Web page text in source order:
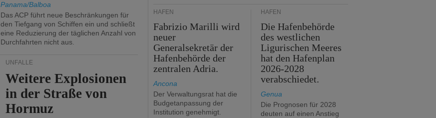
Panama/Balboa
Das ACP führt neue Beschränkungen für
den Tiefgang von Schiffen ein und schließt
eine Reduzierung der täglichen Anzahl von
Durchfahrten nicht aus.
UNFÄLLE
Weitere Explosionen
in der Straße von
Hormuz
HÄFEN
Fabrizio Marilli wird
neuer
Generalsekretär der
Hafenbehörde der
zentralen Adria.
Ancona
Der Verwaltungsrat hat die
Budgetanpassung der
Institution genehmigt.
HÄFEN
Die Hafenbehörde
des westlichen
Ligurischen Meeres
hat den Hafenplan
2026-2028
verabschiedet.
Genua
Die Prognosen für 2028
deuten auf einen Anstieg